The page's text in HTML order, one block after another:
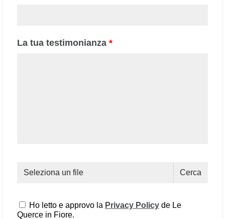
La tua testimonianza *
Seleziona un file Cerca
Ho letto e approvo la Privacy Policy de Le
Querce in Fiore.